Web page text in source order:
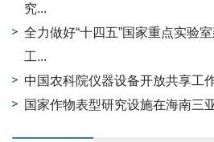
究...
全力做好“十四五”国家重点实验
工...
中国农科院仪器设备开放共享工
国家作物表型研究设施在海南三